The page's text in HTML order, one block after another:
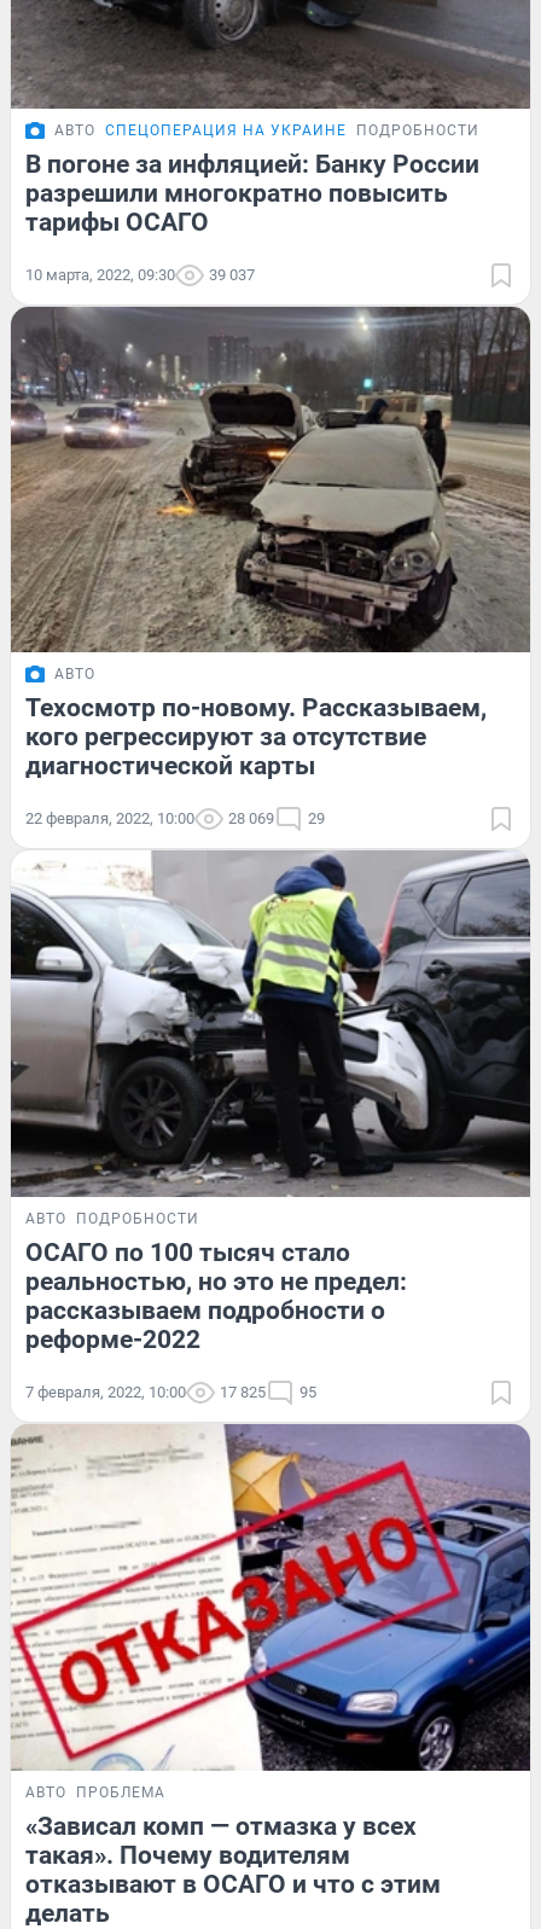
АВТО СПЕЦОПЕРАЦИЯ НА УКРАИНЕ ПОДРОБНОСТИ
В погоне за инфляцией: Банку России
разрешили многократно повысить
тарифы ОСАГО
10 марта, 2022, 09:30 39 037
АВТО
Техосмотр по-новому. Рассказываем,
кого регрессируют за отсутствие
диагностической карты
22 февраля, 2022, 10:00 28 069 29
АВТО ПОДРОБНОСТИ
ОСАГО по 100 тысяч стало
реальностью, но это не предел:
рассказываем подробности о
реформе-2022
7 февраля, 2022, 10:00 17 825 95
АВТО ПРОБЛЕМА
«Зависал комп — отмазка у всех
такая». Почему водителям
отказывают в ОСАГО и что с этим
делать